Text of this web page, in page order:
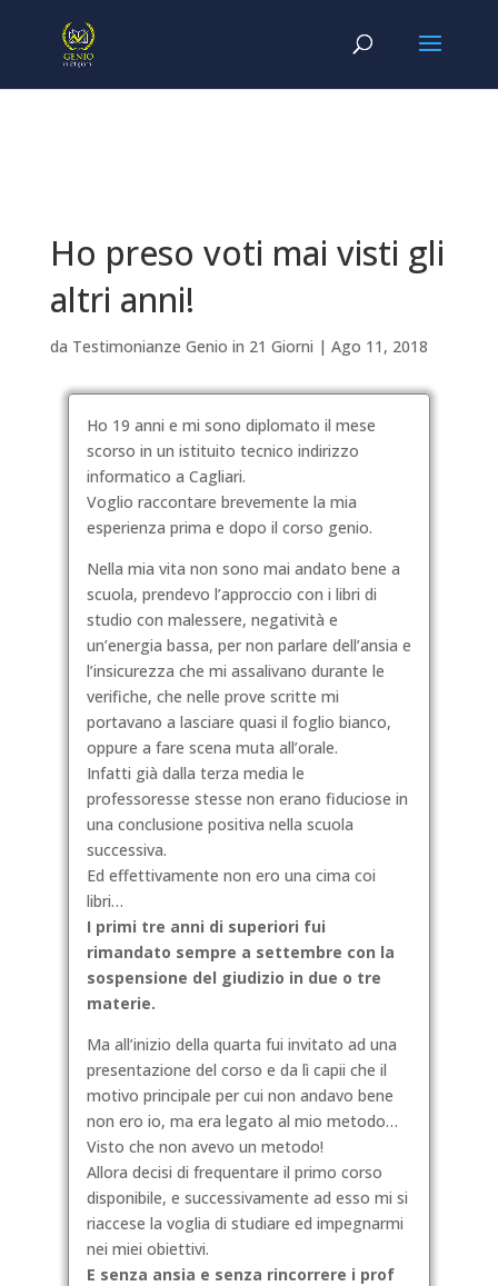
Ho preso voti mai visti gli
altri anni!
da Testimonianze Genio in 21 Giorni | Ago 11, 2018
Ho 19 anni e mi sono diplomato il mese
scorso in un istituito tecnico indirizzo
informatico a Cagliari.
Voglio raccontare brevemente la mia
esperienza prima e dopo il corso genio.
Nella mia vita non sono mai andato bene a
scuola, prendevo l’approccio con i libri di
studio con malessere, negatività e
un’energia bassa, per non parlare dell’ansia e
l’insicurezza che mi assalivano durante le
verifiche, che nelle prove scritte mi
portavano a lasciare quasi il foglio bianco,
oppure a fare scena muta all’orale.
Infatti già dalla terza media le
professoresse stesse non erano fiduciose in
una conclusione positiva nella scuola
successiva.
Ed effettivamente non ero una cima coi
libri…
I primi tre anni di superiori fui
rimandato sempre a settembre con la
sospensione del giudizio in due o tre
materie.
Ma all’inizio della quarta fui invitato ad una
presentazione del corso e da lì capii che il
motivo principale per cui non andavo bene
non ero io, ma era legato al mio metodo…
Visto che non avevo un metodo!
Allora decisi di frequentare il primo corso
disponibile, e successivamente ad esso mi si
riaccese la voglia di studiare ed impegnarmi
nei miei obiettivi.
E senza ansia e senza rincorrere i prof